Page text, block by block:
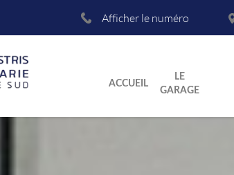
Afficher le numéro
ACCUEIL
LE
GARAGE